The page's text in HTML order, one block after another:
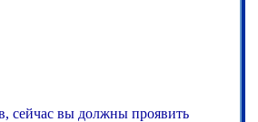
сейчас вы должны проявить